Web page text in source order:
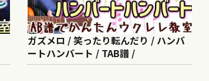
ガズメロ / 笑ったり転んだり / ハンバ
ートハンバート / TAB譜 /